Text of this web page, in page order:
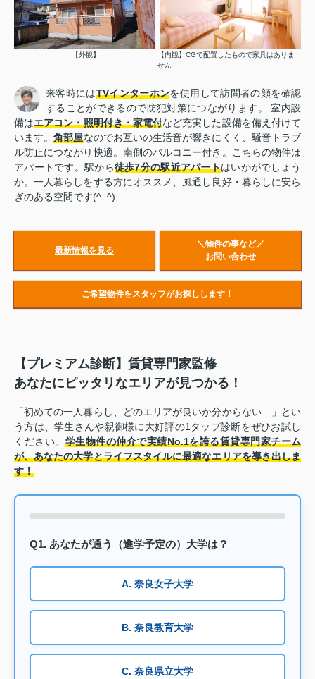
【外観】
【内観】CGで配置したもので家具はありま
せん
来客時にはTVインターホンを使用して訪問者の顔を確認
することができるので防犯対策につながります。 室内設
備はエアコン・照明付き・家電付など充実した設備を備え付けて
います。角部屋なのでお互いの生活音が響きにくく、騒音トラブ
ル防止につながり快適。南側のバルコニー付き。こちらの物件は
アパートです。駅から徒歩7分の駅近アパートはいかがでしょう
か。一人暮らしをする方にオススメ、風通し良好・暮らしに安ら
ぎのある空間です(^_^)
最新情報を見る
＼物件の事など／
お問い合わせ
ご希望物件をスタッフがお探しします！
【プレミアム診断】賃貸専門家監修
あなたにピッタリなエリアが見つかる！
「初めての一人暮らし、どのエリアが良いか分からない…」とい
う方は、学生さんや親御様に大好評の1タップ診断をぜひお試し
ください。 学生物件の仲介で実績No.1を誇る賃貸専門家チーム
が、あなたの大学とライフスタイルに最適なエリアを導き出しま
す！
Q1. あなたが通う（進学予定の）大学は？
A. 奈良女子大学
B. 奈良教育大学
C. 奈良県立大学